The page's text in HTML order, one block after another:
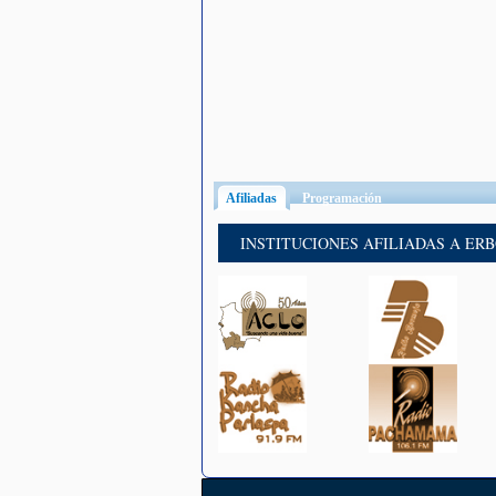
Afiliadas (solapa activa)
Programación
INSTITUCIONES AFILIADAS A